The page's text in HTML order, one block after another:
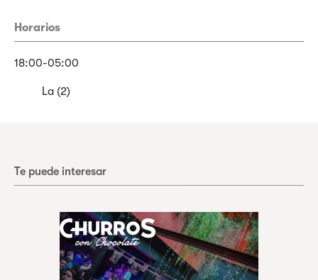
Horarios
18:00-05:00
La (2)
Te puede interesar